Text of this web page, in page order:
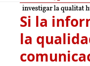
menu
menu
Si la
la